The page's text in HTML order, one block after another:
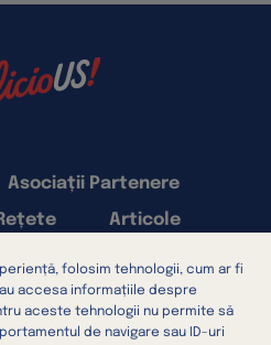
folosim tehnologii, cum ar fi
accesa informațiile despre
aceste tehnologii nu permite să
de navigare sau ID-uri
Articole
Asociații Partenere
și condiții
datelor